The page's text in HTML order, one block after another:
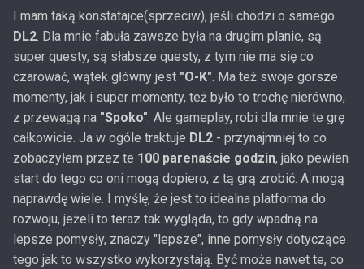
I mam taką konstatajce(sprzeciw), jeśli chodzi o samego
DL2. Dla mnie fabuła zawsze była na drugim planie, są
super questy, są słabsze questy, z tym nie ma się co
czarować, wątek główny jest "O-K". Ma też swoje gorsze
momenty, jak i super momenty, też było to trochę nierówno,
z przewagą na "Spoko". Ale gameplay, robi dla mnie te grę
całkowicie. Ja w ogóle traktuje DL2 - przynajmniej to co
zobaczyłem przez te 100 parenaście godzin, jako pewien
start do tego co oni mogą dopiero, z tą grą zrobić. A mogą
naprawdę wiele. I myślę, że jest to idealna platforma do
rozwoju, jeżeli to teraz tak wygląda, to gdy wpadną na
lepsze pomysły, znaczy "lepsze", inne pomysły dotyczące
tego jak to wszystko wykorzystają. Być może nawet te, co